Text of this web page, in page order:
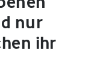
nur
ihr